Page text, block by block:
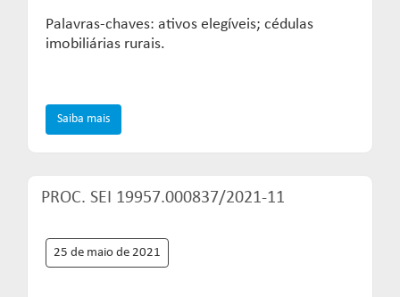
Palavras-chaves: ativos elegíveis; cédulas
imobiliárias rurais.
Saiba mais
PROC. SEI 19957.000837/2021-11
25 de maio de 2021